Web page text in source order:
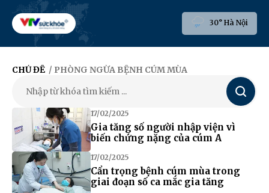
30° Hà Nội
CHỦ ĐỀ / PHÒNG NGỪA BỆNH CÚM MÙA
Tìm
kiếm
17/02/2025
Gia tăng số người nhập viện vì
biến chứng nặng của cúm A
17/02/2025
Cẩn trọng bệnh cúm mùa trong
giai đoạn số ca mắc gia tăng